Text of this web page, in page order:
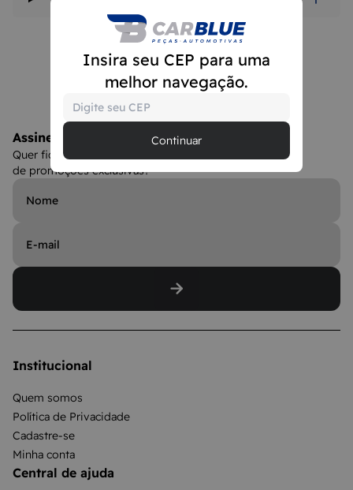
Insira seu CEP para uma
melhor navegação.
Continuar
Assine a Newsletter
Quer ficar por dentro dos lançamentos e ainda
de promoções exclusivas?
Institucional
Quem somos
Política de Privacidade
Cadastre-se
Minha conta
Central de ajuda